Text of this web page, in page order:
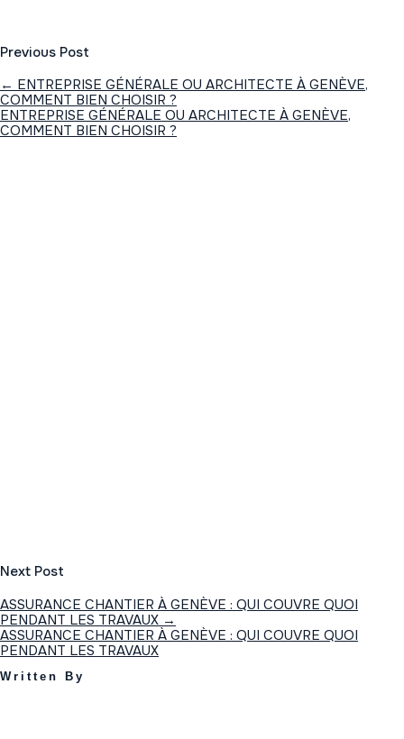
Previous Post
← ENTREPRISE GÉNÉRALE OU ARCHITECTE À GENÈVE,
COMMENT BIEN CHOISIR ?
ENTREPRISE GÉNÉRALE OU ARCHITECTE À GENÈVE,
COMMENT BIEN CHOISIR ?
Next Post
ASSURANCE CHANTIER À GENÈVE : QUI COUVRE QUOI
PENDANT LES TRAVAUX →
ASSURANCE CHANTIER À GENÈVE : QUI COUVRE QUOI
PENDANT LES TRAVAUX
Written By